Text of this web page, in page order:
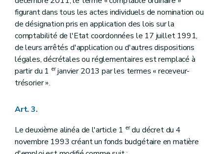
Art. 169
Art. 170
Art. 171
Art. 172
Art. 173
Art. 174
Art. 175
Art. 176
Art. 177
Art. 178
Art. 180
Art. 181
Art. 182
Art. 183
Art. 184
figurant dans tous les actes individuels de nomination ou
de désignation pris en application des lois sur la
comptabilité de l'Etat coordonnées le 17 juillet 1991,
de leurs arrêtés d'application ou d'autres dispositions
légales, décrétales ou réglementaires est remplacé à
partir du 1 erjanvier 2013 par les termes « receveur-
trésorier ».
Art. 3.
Le deuxième alinéa de l'article 1 erdu décret du 4
novembre 1993 créant un fonds budgétaire en matière